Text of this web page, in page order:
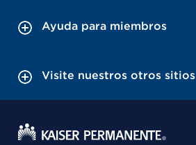
Ayuda para miembros
Visite nuestros otros sitios